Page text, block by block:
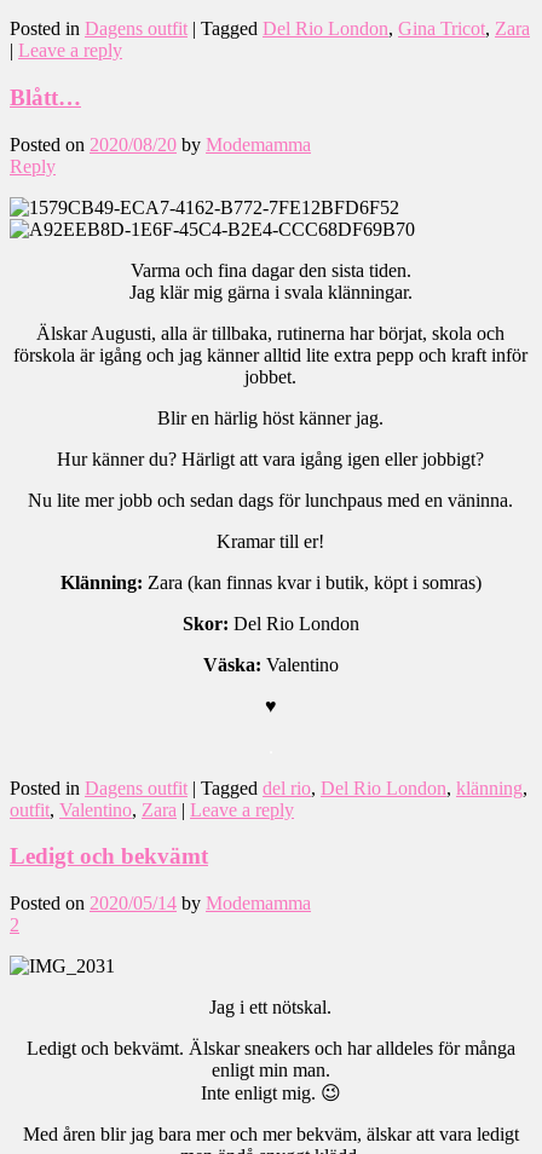
Posted in Dagens outfit | Tagged Del Rio London, Gina Tricot, Zara
| Leave a reply
Blått…
Posted on 2020/08/20 by Modemamma
Reply
Varma och fina dagar den sista tiden.
Jag klär mig gärna i svala klänningar.
Älskar Augusti, alla är tillbaka, rutinerna har börjat, skola och
förskola är igång och jag känner alltid lite extra pepp och kraft inför
jobbet.
Blir en härlig höst känner jag.
Hur känner du? Härligt att vara igång igen eller jobbigt?
Nu lite mer jobb och sedan dags för lunchpaus med en väninna.
Kramar till er!
Klänning: Zara (kan finnas kvar i butik, köpt i somras)
Skor: Del Rio London
Väska: Valentino
♥
Posted in Dagens outfit | Tagged del rio, Del Rio London, klänning,
outfit, Valentino, Zara | Leave a reply
Ledigt och bekvämt
Posted on 2020/05/14 by Modemamma
2
Jag i ett nötskal.
Ledigt och bekvämt. Älskar sneakers och har alldeles för många
enligt min man.
Inte enligt mig. 😉
Med åren blir jag bara mer och mer bekväm, älskar att vara ledigt